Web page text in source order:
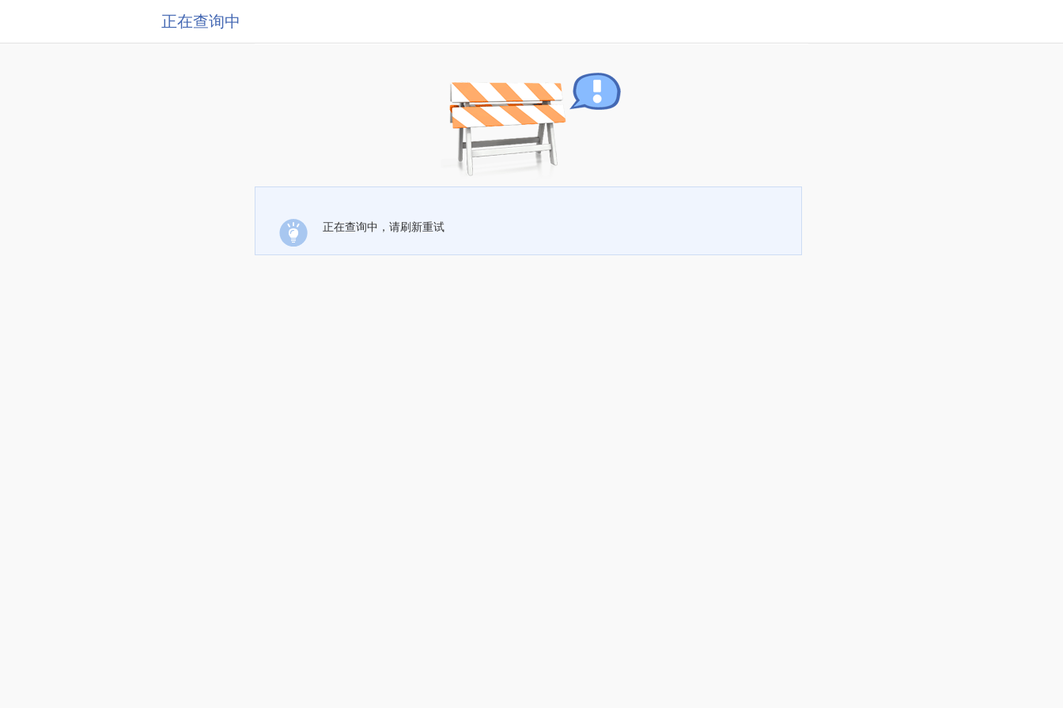
正在查询中
正在查询中，请刷新重试